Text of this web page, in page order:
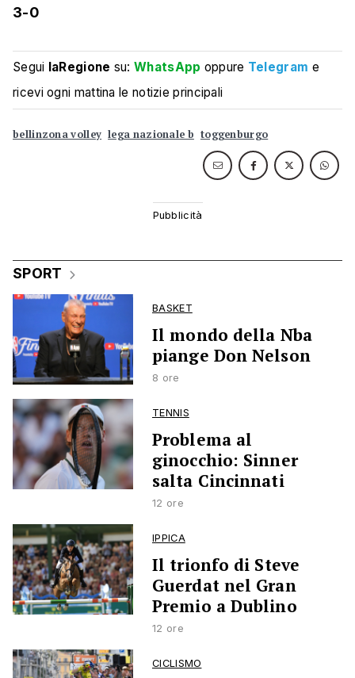
3-0
Segui laRegione su:WhatsApp oppure Telegram e
ricevi ogni mattina le notizie principali
bellinzona volley lega nazionale b toggenburgo
SPORT
BASKET
Il mondo della Nba
piange Don Nelson
8 ore
TENNIS
Problema al
ginocchio: Sinner
salta Cincinnati
12 ore
IPPICA
Il trionfo di Steve
Guerdat nel Gran
Premio a Dublino
12 ore
CICLISMO